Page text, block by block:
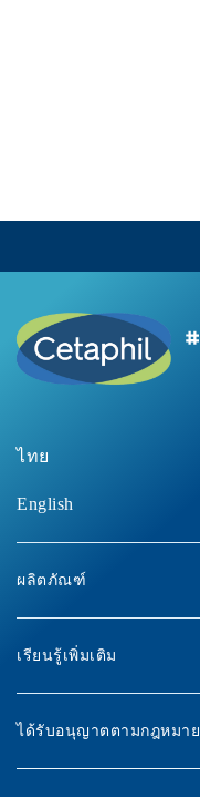
ไทย
English
ผลิตภัณฑ์
เรียนรู้เพิ่มเติม
ได้รับอนุญาตตามกฎหมาย